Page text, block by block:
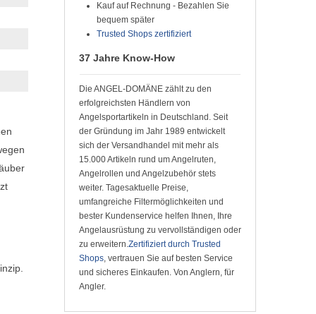
Kauf auf Rechnung - Bezahlen Sie
bequem später
Trusted Shops zertifiziert
37 Jahre Know-How
Die ANGEL-DOMÄNE zählt zu den
erfolgreichsten Händlern von
Angelsportartikeln in Deutschland. Seit
der Gründung im Jahr 1989 entwickelt
sich der Versandhandel mit mehr als
15.000 Artikeln rund um Angelruten,
Angelrollen und Angelzubehör stets
weiter. Tagesaktuelle Preise,
umfangreiche Filtermöglichkeiten und
bester Kundenservice helfen Ihnen, Ihre
Angelausrüstung zu vervollständigen oder
zu erweitern.Zertifiziert durch Trusted
Shops, vertrauen Sie auf besten Service
und sicheres Einkaufen. Von Anglern, für
Angler.